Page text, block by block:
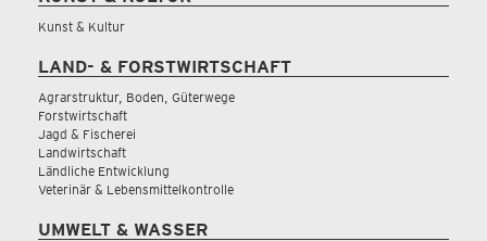
Kunst & Kultur
LAND- & FORSTWIRTSCHAFT
Agrarstruktur, Boden, Güterwege
Forstwirtschaft
Jagd & Fischerei
Landwirtschaft
Ländliche Entwicklung
Veterinär & Lebensmittelkontrolle
UMWELT & WASSER